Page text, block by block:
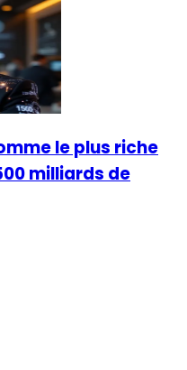
le plus riche
milliards de